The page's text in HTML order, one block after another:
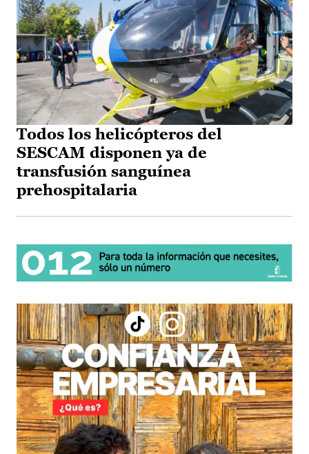
Todos los helicópteros del
SESCAM disponen ya de
transfusión sanguínea
prehospitalaria